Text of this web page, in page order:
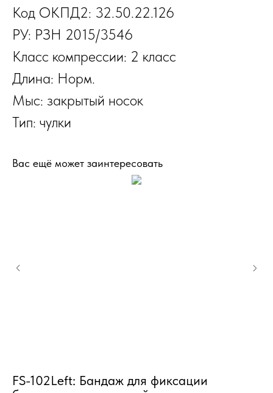
Код ОКПД2: 32.50.22.126
РУ: РЗН 2015/3546
Класс компрессии: 2 класс
Длина: Норм.
Мыс: закрытый носок
Тип: чулки
Вас ещё может заинтересовать
FS-102Left: Бандаж для фиксации